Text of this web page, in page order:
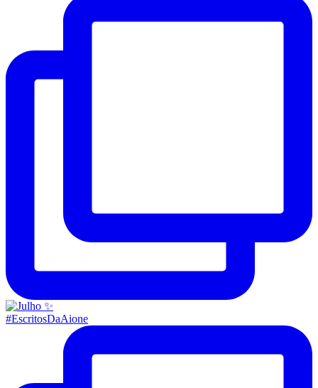
#EscritosDaAione